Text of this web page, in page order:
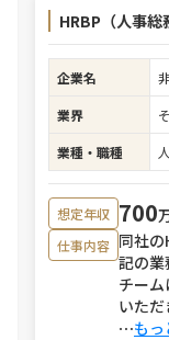
HRBP（人事総
企業名
業界
業種・職種
想定年収 700
仕事内容 同社
記の業
チー
いただ
⋯もっ